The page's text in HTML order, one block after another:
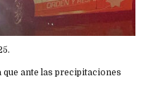
ante las precipitaciones